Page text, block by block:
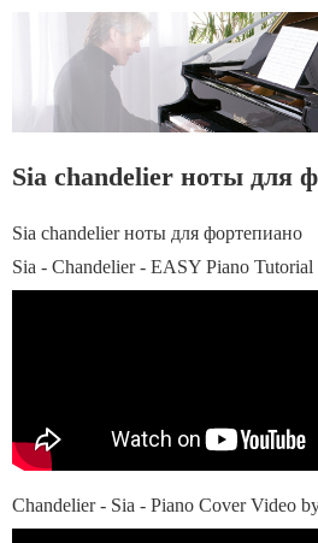
Sia chandelier ноты для
Sia chandelier ноты для фортепиано
Sia - Chandelier - EASY Piano
Chandelier - Sia - Piano Cover Video